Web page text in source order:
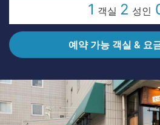
1 객실 2 성인
예약 가능 객실 & 요